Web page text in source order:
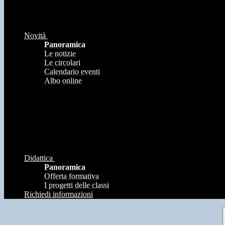
Novità
Panoramica
Le notizie
Le circolari
Calendario eventi
Albo online
Didattica
Panoramica
Offerta formativa
I progetti delle classi
Richiedi informazioni